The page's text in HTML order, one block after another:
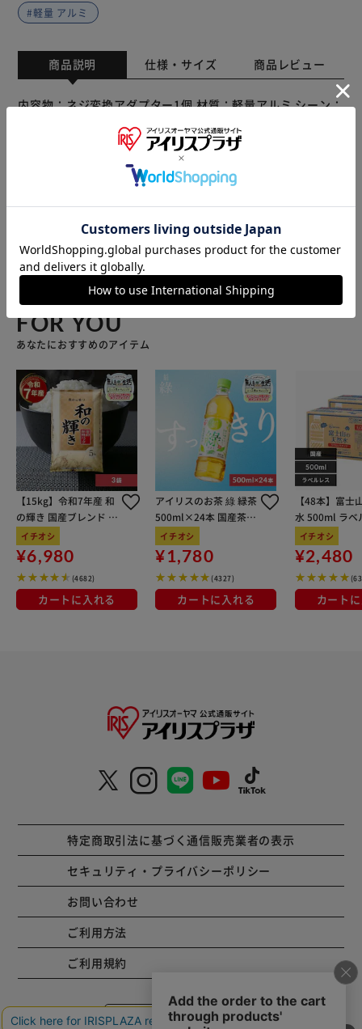
#軽量 アルミ
商品説明 仕様・サイズ 商品レビュー
内容物：ネジ変換アダプター1個 材質：軽量アルミ シーン：
三脚のネジのサイズ変換
※製品は予告なく仕様を変更する場合がございます。あらか
じめご了承ください。
販売元(特定商取引法に基づく表記)：三重通信 アイリスプラ
ザ店
FOR YOU
あなたにおすすめのアイテム
【15kg】令和7年産 和
の輝き 国産ブレンド 5
kg×3袋
イチオシ
¥6,980
(4682)
カートに入れる
アイリスのお茶 綠 緑茶
500ml×24本 国産茶葉
100％使用
イチオシ
¥1,780
(4327)
カートに入れる
【48本】富士
水 500ml ラベ
イチオシ
¥2,480
カート
特定商取引法に基づく通信販売業者の表示
セキュリティ・プライバシーポリシー
お問い合わせ
ご利用方法
ご利用規約
コーポレートサイト